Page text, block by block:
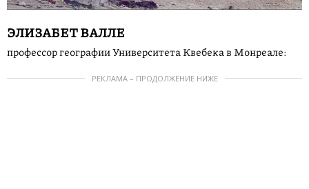
ЭЛИЗАБЕТ ВАЛЛЕ
профессор географии Университета Квебека в Монреале:
РЕКЛАМА – ПРОДОЛЖЕНИЕ НИЖЕ